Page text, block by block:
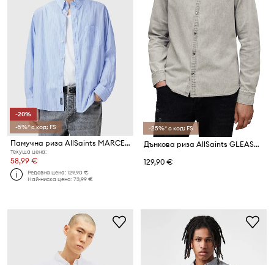
-20%
-5%* с код: FS
Памучна риза AllSaints MARCEL
Текуща цена:
58,99 €
Редовна цена:129,90 €
Най-ниска цена:73,99 €
-25%* с код: FS
Дънкова риза AllSaints GLEASON LS SHIRT
129,90 €